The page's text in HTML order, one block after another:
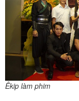
Êkip làm phim